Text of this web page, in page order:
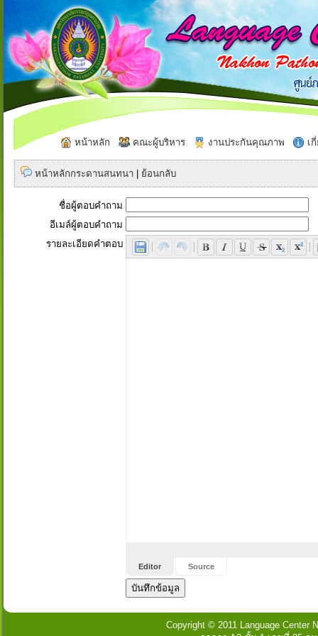
หน้าหลัก คณะผู้บริหาร งานประกันคุณภาพ เ
หน้าหลักกระดานสนทนา ย้อนกลับ
ชื่อผู้ตอบคำถาม
อีเมล์ผู้ตอบคำถาม
รายละเอียดคำตอบ
Editor Source
Copyright © 2011 Language Center